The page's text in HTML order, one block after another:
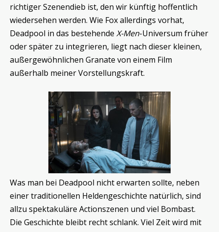
richtiger Szenendieb ist, den wir künftig hoffentlich
wiedersehen werden. Wie Fox allerdings vorhat,
Deadpool in das bestehende X-Men-Universum früher
oder später zu integrieren, liegt nach dieser kleinen,
außergewöhnlichen Granate von einem Film
außerhalb meiner Vorstellungskraft.
Was man bei Deadpool nicht erwarten sollte, neben
einer traditionellen Heldengeschichte natürlich, sind
allzu spektakuläre Actionszenen und viel Bombast.
Die Geschichte bleibt recht schlank. Viel Zeit wird mit